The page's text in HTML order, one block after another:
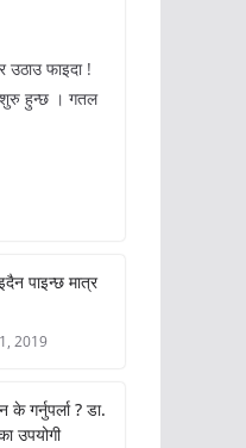
फाइदा !
शुरु हुन्छ । गतल
पाइन्छ मात्र
2019
गर्नुपर्ला ? डा.
उपयोगी